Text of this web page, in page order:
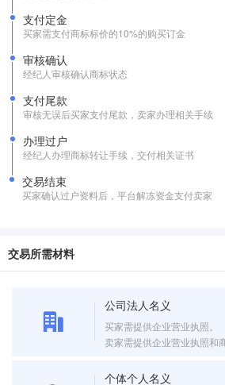
支付定金
买家需支付商标标价的10%的购买订金
审核确认
经纪人审核确认商标状态
支付尾款
审核无误后买家支付尾款，卖家办理相关手续
办理过户
经纪人办理商标转让手续，交付相关证书
交易结束
买家确认过户资料后，平台解冻资金支付卖家
交易所需材料
公司法人名义
买家需提供企业营业执照。
卖家需提供企业营业执照和
个体个人名义